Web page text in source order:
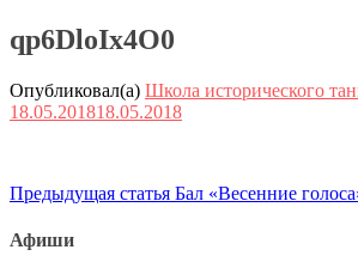
qp6DloIx4O0
Опубликовал(а) Школа исторического
18.05.201818.05.2018
Продолжить
чтение
Предыдущая статья Бал «Весенние
Афиши